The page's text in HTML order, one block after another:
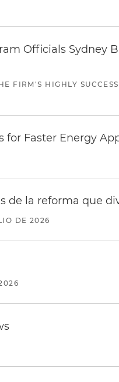
Officials Sydney
FIRM'S HIGHLY
Faster Energy
de la reforma que
DE 2026